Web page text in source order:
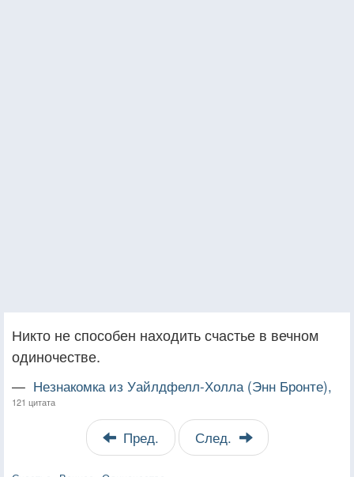
Никто не способен находить счастье в вечном
одиночестве.
— Незнакомка из Уайлдфелл-Холла (Энн Бронте),
121 цитата
Пред. След.